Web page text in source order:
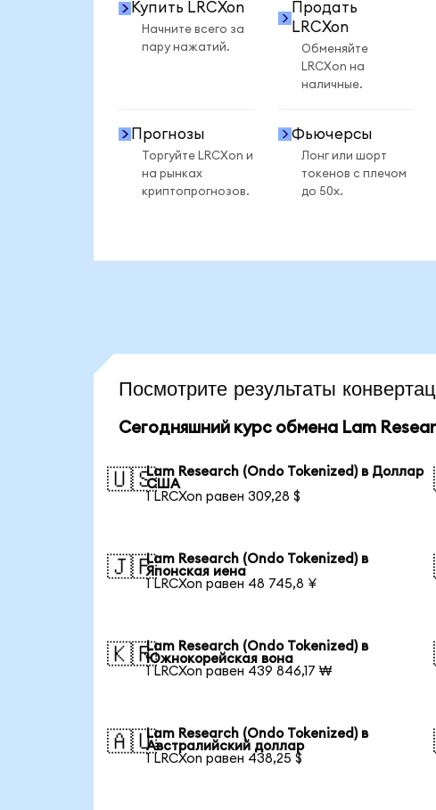
Купить LRCXon
Начните всего за
пару нажатий.
Продать
LRCXon
Обменяйте
LRCXon на
наличные.
Прогнозы
Торгуйте LRCXon и
на рынках
криптопрогнозов.
Фьючерсы
Лонг или шорт
токенов с плечом
до 50x.
Посмотрите результаты
Сегодняшний курс обмена Lam
🇺🇸Lam Research (Ondo Tokenized) в Доллар
США
1 LRCXon равен 309,28 $
🇯🇵Lam Research (Ondo Tokenized) в
Японская иена
1 LRCXon равен 48 745,8 ¥
🇰🇷Lam Research (Ondo Tokenized) в
Южнокорейская вона
1 LRCXon равен 439 846,17 ₩
🇦🇺Lam Research (Ondo Tokenized) в
Австралийский доллар
1 LRCXon равен 438,25 $